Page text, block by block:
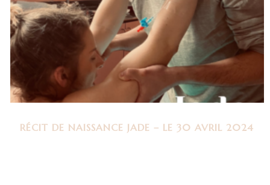
RÉCIT DE NAISSANCE JADE – LE 30 AVRIL 2024